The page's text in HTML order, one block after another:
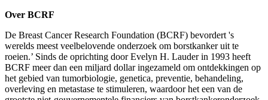
Over BCRF
De Breast Cancer Research Foundation (BCRF) bevordert 's
werelds meest veelbelovende onderzoek om borstkanker uit te
roeien.’ Sinds de oprichting door Evelyn H. Lauder in 1993 heeft
BCRF meer dan een miljard dollar ingezameld om ontdekkingen op
het gebied van tumorbiologie, genetica, preventie, behandeling,
overleving en metastase te stimuleren, waardoor het een van de